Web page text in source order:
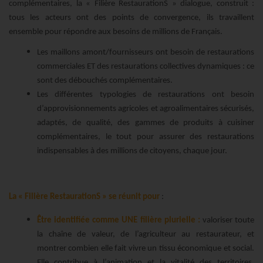
complémentaires, la « Filière RestaurationS » dialogue, construit :
tous les acteurs ont des points de convergence, ils travaillent
ensemble pour répondre aux besoins de millions de Français.
Les maillons amont/fournisseurs ont besoin de restaurations
commerciales ET des restaurations collectives dynamiques : ce
sont des débouchés complémentaires.
Les différentes typologies de restaurations ont besoin
d’approvisionnements agricoles et agroalimentaires sécurisés,
adaptés, de qualité, des gammes de produits à cuisiner
complémentaires, le tout pour assurer des restaurations
indispensables à des millions de citoyens, chaque jour.
La « Filière RestaurationS » se réunit pour :
Être identifiée comme UNE filière plurielle : valoriser toute
la chaîne de valeur, de l’agriculteur au restaurateur, et
montrer combien elle fait vivre un tissu économique et social.